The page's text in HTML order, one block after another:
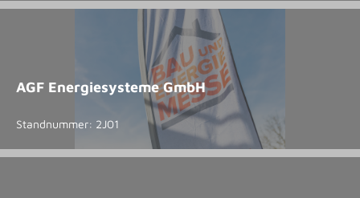
AGF Energiesysteme GmbH
Standnummer: 2J01